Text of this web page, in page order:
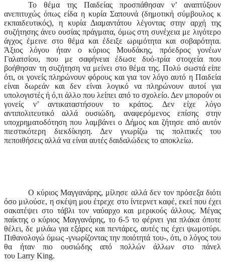
Το θέμα της Παιδείας προσπάθησαν ν’ αναπτύξουν
ανεπιτυχώς όπως είδα η κυρία Σαπουνά (δημοτική σύμβουλος κ
εκπαιδευτικός), η κυρία Διαμαντάτου λέγοντας στην αρχή της
συζήτησης άνευ ουσίας πράγματα, όμως στη συνέχεια με λιγότερο
άγχος έμεινε στο θέμα και έδειξε ωριμότητα και σοβαρότητα.
Άξιος λόγου ήταν ο κύριος Μουδάκης, πρόεδρος γονέων
Γαλατσίου, που με σαφήνεια έδωσε δυό-τρία στοιχεία που
βοήθησαν τη συζήτηση να μείνει στο θέμα της. Πολύ σωστά είπε
ότι, οι γονείς πληρώνουν φόρους και για τον λόγο αυτό η Παιδεία
είναι δωρεάν και δεν είναι λογικό να πληρώνουν αυτοί για
υπολογιστές ή ό,τι άλλο που λείπει από το σχολείο. Δεν μπορούν οι
γονείς ν’ αντικαταστήσουν το κράτος. Δεν είχε λόγο
αντιπολιτευτικό αλλά ουσιώδη, αναφερόμενος επίσης στην
υποχρηματοδότηση που λαμβάνει ο Δήμος και ζήτησε από αυτόν
πιεστικότερη διεκδίκηση. Δεν γνωρίζω τις πολιτικές του
πεποιθήσεις αλλά να είναι αυτές δαιδαλώδεις το αποκλείω.
Ο κύριος Μαγγανάρης, μίλησε αλλά δεν τον πρόσεξα διότι
όσο μιλούσε, η σκέψη μου έτρεχε στο ίντερνετ καφέ, εκεί που έχει
σακατέψει στο τάβλι τον ναύαρχο και μερικούς άλλους. Μέγας
παίκτης ο κύριος Μαγγανάρης, το 6-5 το φέρνει για πλάκα όποτε
θέλει, δε μιλάω για εξάρες και πεντάρες, αυτές τις έχει ψωμοτύρι.
Πιθανολογώ όμως -γνωρίζοντας την ποιότητά του-, ότι, ο λόγος του
θα ήταν πιο ουσιώδης από πολλών άλλων στο πάνελ
του Larry King.